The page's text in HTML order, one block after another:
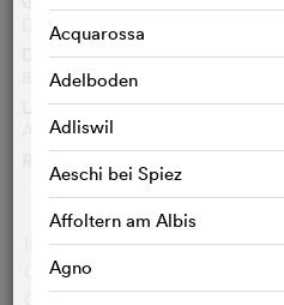
Acquarossa
Adelboden
Adliswil
Aeschi bei Spiez
Affoltern am Albis
Agno
Documentaire
Durée
85 Min.
Langues originales
Albanais, Anglais
ccccccccc
IMDB:
8,2 (25)
Cinefile-User:
Critiques :